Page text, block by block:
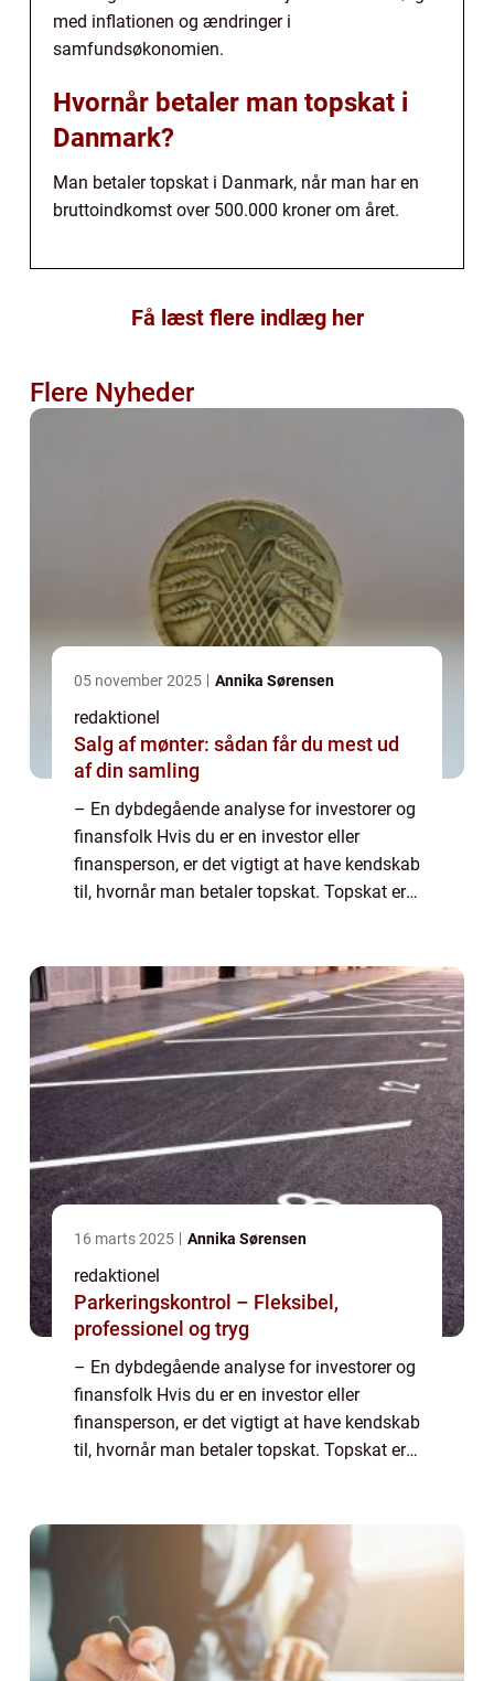
med inflationen og ændringer i
samfundsøkonomien.
Hvornår betaler man topskat i
Danmark?
Man betaler topskat i Danmark, når man har en
bruttoindkomst over 500.000 kroner om året.
Få læst flere indlæg her
Flere Nyheder
05 november 2025 Annika Sørensen
redaktionel
Salg af mønter: sådan får du mest ud
af din samling
– En dybdegående analyse for investorer og
finansfolk Hvis du er en investor eller
finansperson, er det vigtigt at have kendskab
til, hvornår man betaler topskat. Topskat er
16 marts 2025 Annika Sørensen
redaktionel
Parkeringskontrol – Fleksibel,
professionel og tryg
– En dybdegående analyse for investorer og
finansfolk Hvis du er en investor eller
finansperson, er det vigtigt at have kendskab
til, hvornår man betaler topskat. Topskat er